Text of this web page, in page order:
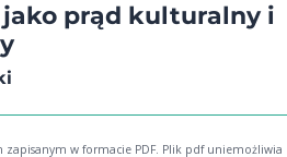
prąd kulturalny i
zapisanym w formacie PDF. Plik pdf uniemożliwia